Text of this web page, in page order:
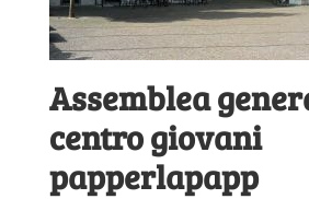
Assemblea
centro giovani
papperlapapp